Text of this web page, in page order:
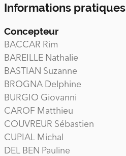
Informations pratiques
Concepteur
BACCAR Rim
BAREILLE Nathalie
BASTIAN Suzanne
BROGNA Delphine
BURGIO Giovanni
CAROF Matthieu
COUVREUR Sébastien
CUPIAL Michal
DEL BEN Pauline